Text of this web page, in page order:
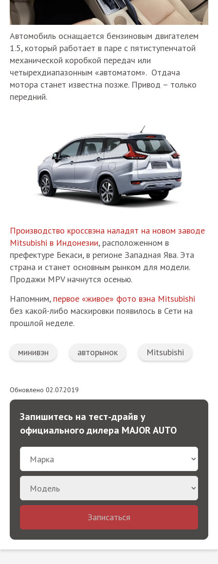
Автомобиль оснащается бензиновым двигателем
1.5, который работает в паре с пятиступенчатой
механической коробкой передач или
четырехдиапазонным «автоматом». Отдача
мотора станет известна позже. Привод – только
передний.
Производство кроссвэна наладят на новом заводе
Mitsubishi в Индонезии, расположенном в
префектуре Бекаси, в регионе Западная Ява. Эта
страна и станет основным рынком для модели.
Продажи MPV начнутся осенью.
Напомним, первое «живое» фото вэна Mitsubishi
без какой-либо маскировки появилось в Сети на
прошлой неделе.
минивэн авторынок Mitsubishi
Обновлено 02.07.2019
Запишитесь на тест-драйв у
официального дилера MAJOR AUTO
Записаться